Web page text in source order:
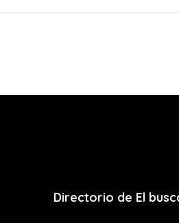
Directorio de El